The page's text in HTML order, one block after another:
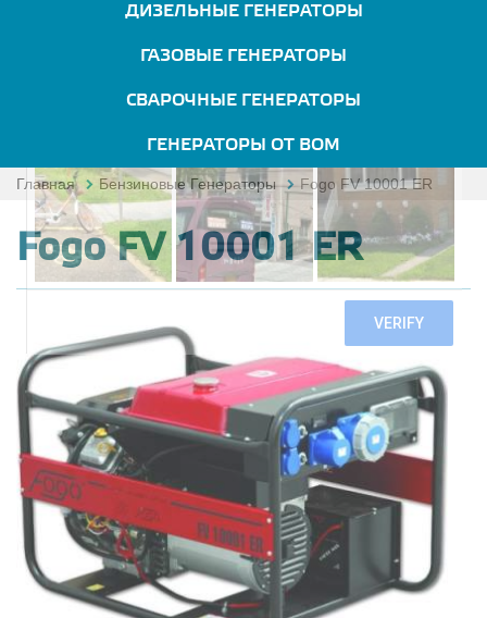
ДИЗЕЛЬНЫЕ ГЕНЕРАТОРЫ
ГАЗОВЫЕ ГЕНЕРАТОРЫ
СВАРОЧНЫЕ ГЕНЕРАТОРЫ
ГЕНЕРАТОРЫ ОТ ВОМ
Главная Бензиновые Генераторы Fogo FV 10001 ER
Fogo FV 10001 ER